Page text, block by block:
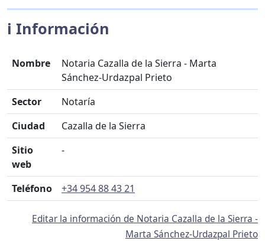
ℹ️ Información
Nombre
Notaria Cazalla de la Sierra - Marta
Sánchez-Urdazpal Prieto
Sector
Notaría
Ciudad
Cazalla de la Sierra
Sitio
web
-
Teléfono +34 954 88 43 21
Editar la información de Notaria Cazalla de la Sierra -
Marta Sánchez-Urdazpal Prieto